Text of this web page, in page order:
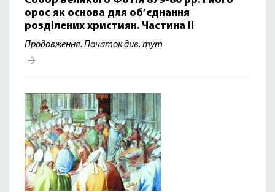
орос як основа для об’єднання
розділених християн. Частина ІІ
Продовження. Початок див. тут